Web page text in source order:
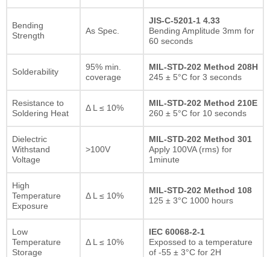
Bending
Strength
As Spec.
JIS-C-5201-1 4.33
Bending Amplitude 3mm for
60 seconds
Solderability
95% min.
coverage
MIL-STD-202 Method 208H
245 ± 5°C for 3 seconds
Resistance to
Soldering Heat
Δ L ≤ 10%
MIL-STD-202 Method 210E
260 ± 5°C for 10 seconds
Dielectric
Withstand
Voltage
>100V
MIL-STD-202 Method 301
Apply 100VA (rms) for
1minute
High
Temperature
Exposure
Δ L ≤ 10%
MIL-STD-202 Method 108
125 ± 3°C 1000 hours
Low
Temperature
Storage
Δ L ≤ 10%
IEC 60068-2-1
Expossed to a temperature
of -55 ± 3°C for 2H